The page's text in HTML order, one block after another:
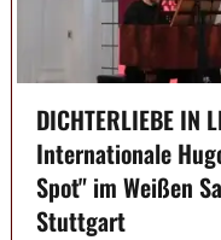
DICHTERLIEBE IN
Internationale
Spot" im Weißen
Stuttgart